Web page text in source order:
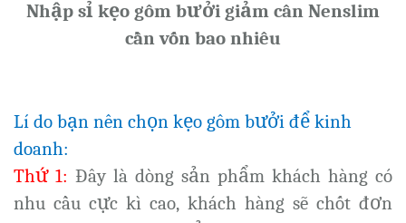
Nhập sỉ kẹo gôm bưởi giảm cân Nenslim
cần vốn bao nhiêu
Lí do bạn nên chọn kẹo gôm bưởi để kinh
doanh:
Thứ 1: Đây là dòng sản phẩm khách hàng có
nhu cầu cực kì cao, khách hàng sẽ chốt đơn